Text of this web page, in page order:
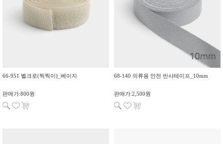
66-951 벨크로(찍찍이)_베이지
판매가:800원
68-140 의류용 안전 반사테이프_10mm
판매가:2,500원